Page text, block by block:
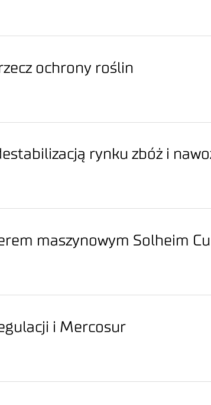
ochrony roślin
rynku zbóż i
maszynowym Solheim
i Mercosur